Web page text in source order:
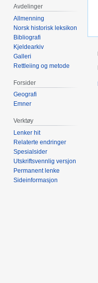
Avdelinger
Allmenning
Norsk historisk leksikon
Bibliografi
Kjeldearkiv
Galleri
Rettleiing og metode
Forsider
Geografi
Emner
Verktøy
Lenker hit
Relaterte endringer
Spesialsider
Utskriftsvennlig versjon
Permanent lenke
Sideinformasjon